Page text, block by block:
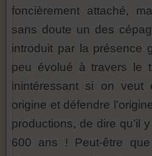
foncièrement attaché,
sans doute un des
introduit par la présence
peu évolué à travers le
inintéressant si on veut
origine et défendre
productions, de dire qu’il
600 ans ! Peut-être